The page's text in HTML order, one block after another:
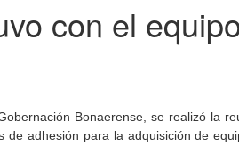
con el
Bonaerense, se realizó la
de adhesión para la adquisición de